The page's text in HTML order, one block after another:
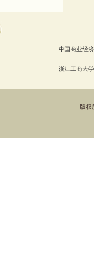
中国商业经
浙江工商大学
版